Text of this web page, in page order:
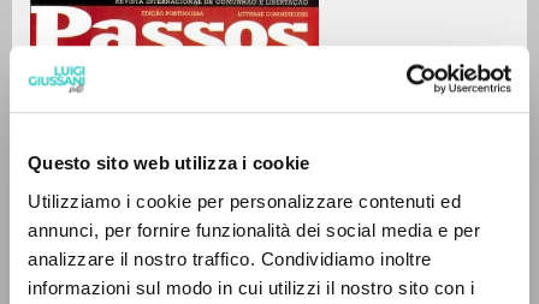
Questo sito web utilizza i cookie
Utilizziamo i cookie per personalizzare contenuti ed
annunci, per fornire funzionalità dei social media e per
analizzare il nostro traffico. Condividiamo inoltre
informazioni sul modo in cui utilizzi il nostro sito con i
0DOCUMENTI TROVATI